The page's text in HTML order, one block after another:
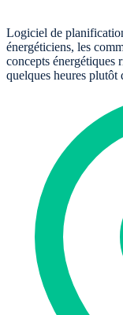
Logiciel de
énergéticiens, les
concepts énergétiques
quelques heures plutôt